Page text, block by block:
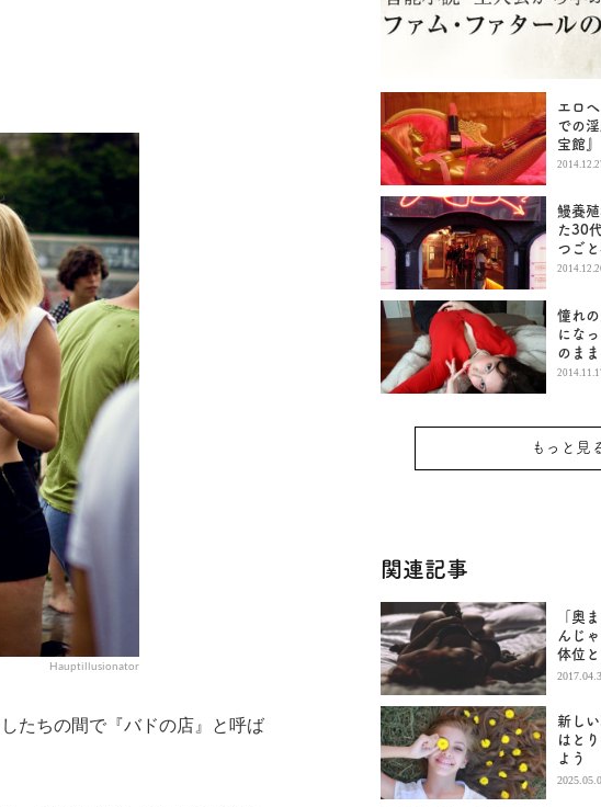
Hauptillusionator
たちの間で『バドの店』と呼ば
エロ
での
宝館』
鰻養
た30
つご
憧れ
にな
のま
編）
もっと見
関連記事
「奥
んじ
体位
新し
はと
よう